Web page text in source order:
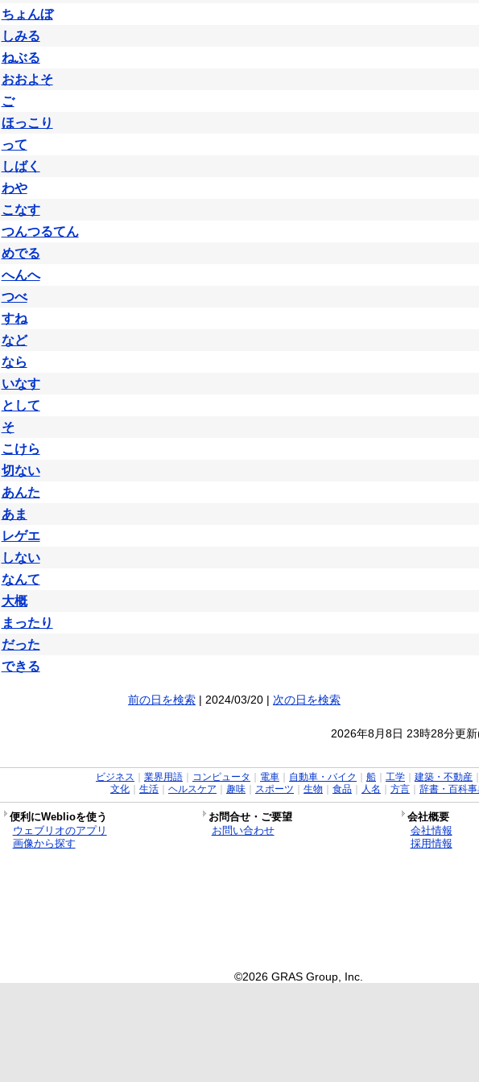
ちょんぼ
しみる
ねぶる
おおよそ
ご
ほっこり
って
しばく
わや
こなす
つんつるてん
めでる
へんへ
つべ
すね
など
なら
いなす
として
そ
こけら
切ない
あんた
あま
レゲエ
しない
なんて
大概
まったり
だった
できる
前の日を検索| 2024/03/20 | 次の日を検索
2026年8月8日 23時28分更
ビジネス 業界用語｜ コンピュータ 電車｜ 自動車・バイク 船｜ 工学｜ 建築・不動産｜
文化｜ 生活｜ ヘルスケア 趣味｜ スポーツ 生物 食品｜ 人名 方言｜ 辞書・百科事
便利にWeblioを使う お問合せ・ご要望 会社概要
ウェブリオのアプリ
画像から探す
お問い合わせ
会社情報
採用情報
©2026 GRAS Group, Inc.